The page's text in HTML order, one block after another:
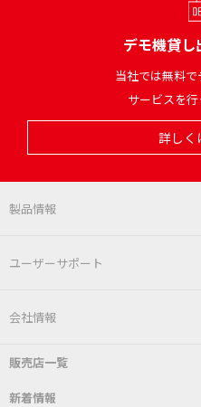
デモ機貸し
当社では無料
サービスを行
詳しく
製品情報
製品情報TOP
はんだ付けシステム
こて先
ユーザーサポート
ユーザーサポートTOP
よくあるご質問
会社情報
会社概要
販売店一覧
新着情報